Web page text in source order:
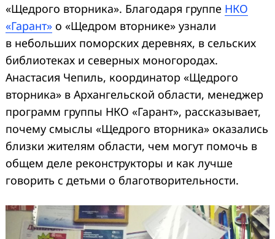
«Щедрого вторника». Благодаря группе НКО
«Гарант» о «Щедром вторнике» узнали
в небольших поморских деревнях, в сельских
библиотеках и северных моногородах.
Анастасия Чепиль, координатор «Щедрого
вторника» в Архангельской области, менеджер
программ группы НКО «Гарант», рассказывает,
почему смыслы «Щедрого вторника» оказались
близки жителям области, чем могут помочь в
общем деле реконструкторы и как лучше
говорить с детьми о благотворительности.